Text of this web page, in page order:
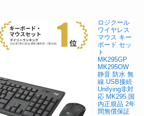
ロジクール
ワイヤレス
マウス キー
ボード セッ
ト
MK295GP
MK295OW
静音 防水 無
線 USB接続
Unifying非対
応 MK295 国
内正規品 2年
間無償保証